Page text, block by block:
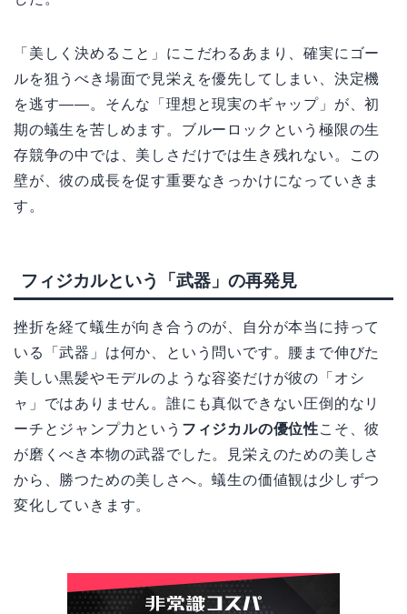
「美しく決めること」にこだわるあまり、確実にゴー
ルを狙うべき場面で見栄えを優先してしまい、決定機
を逃す——。そんな「理想と現実のギャップ」が、初
期の蟻生を苦しめます。ブルーロックという極限の生
存競争の中では、美しさだけでは生き残れない。この
壁が、彼の成長を促す重要なきっかけになっていきま
す。
フィジカルという「武器」の再発見
挫折を経て蟻生が向き合うのが、自分が本当に持って
いる「武器」は何か、という問いです。腰まで伸びた
美しい黒髪やモデルのような容姿だけが彼の「オシ
ャ」ではありません。誰にも真似できない圧倒的なリ
ーチとジャンプ力という フィジカルの優位性こそ、彼
が磨くべき本物の武器でした。見栄えのための美しさ
から、勝つための美しさへ。蟻生の価値観は少しずつ
変化していきます。